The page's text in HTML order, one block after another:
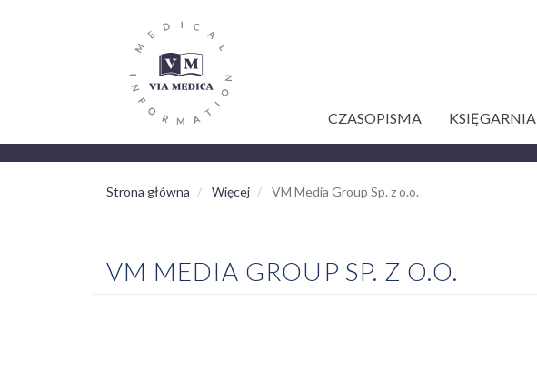
NAWIGACJA
CZASOPISMA KSIĘGARNIA
Strona główna Więcej VM Media Group Sp. z o.o.
VM MEDIA GROUP SP. Z O.O.